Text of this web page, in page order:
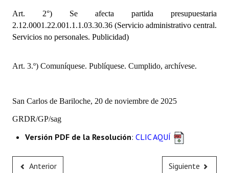
Audiencias Públicas - Registro
Mujeres que Dejaron Huellas - Registro
Banca del Vecino - Registro
Huéspedes de Honor - Registro
Antiguos Pobladores - Registro
Reconocimientos - Registro
Art. 2°) Se afecta partida presupuestaria
2.12.0001.22.001.1.1.03.30.36 (Servicio administrativo central.
Servicios no personales. Publicidad)
Art. 3.º) Comuníquese. Publíquese. Cumplido, archívese.
San Carlos de Bariloche, 20 de noviembre de 2025
GRDR/GP/sag
Versión PDF de la Resolución: CLIC AQUÍ
Anterior Siguiente